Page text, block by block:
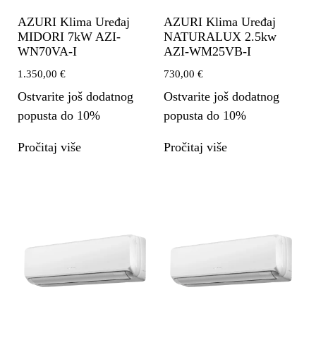
AZURI Klima Uređaj
MIDORI 7kW AZI-
WN70VA-I
1.350,00 €
Ostvarite još dodatnog
popusta do 10%
Pročitaj više
AZURI Klima Uređaj
NATURALUX 2.5kw
AZI-WM25VB-I
730,00 €
Ostvarite još dodatnog
popusta do 10%
Pročitaj više